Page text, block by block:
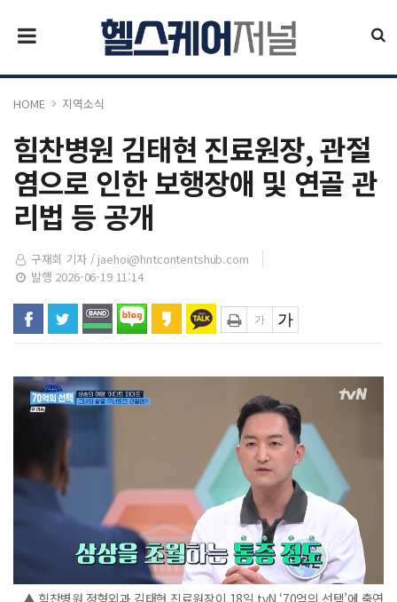
HOME 지역소식
힘찬병원 김태현 진료원장, 관절
염으로 인한 보행장애 및 연골 관
리법 등 공개
구재회 기자 / jaehoi@hntcontentshub.com
발행 2026-06-19 11:14
▲ 힘찬병원 정형외과 김태현 진료원장이 18일 tvN ‘70억의 선택’에 출연